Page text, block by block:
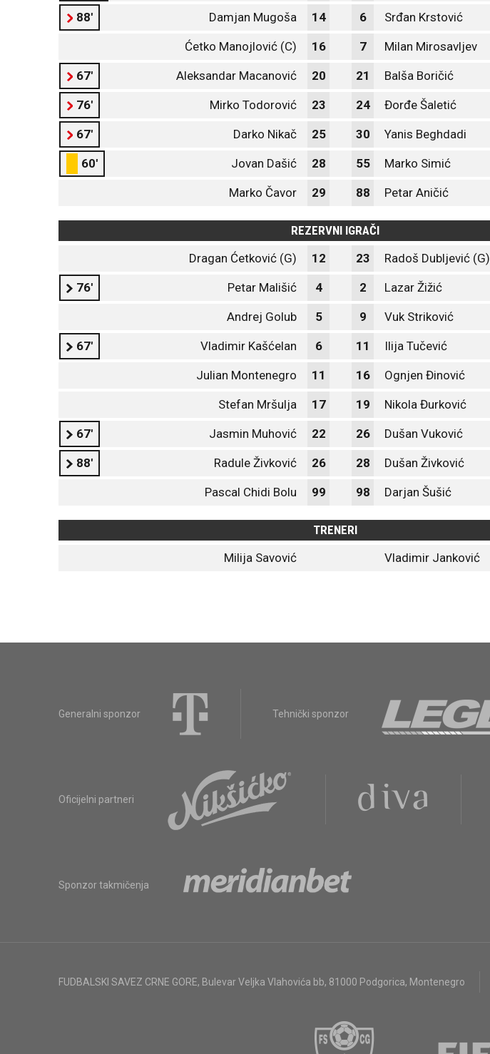
88' Damjan Mugoša 14 6 Srđan Krstović
Ćetko Manojlović (C) 16 7 Milan Mirosavljev
67' Aleksandar Macanović 20 21 Balša Boričić
76' Mirko Todorović 23 24 Đorđe Šaletić
67' Darko Nikač 25 30 Yanis Beghdadi
60' Jovan Dašić 28 55 Marko Simić
Marko Čavor 29 88 Petar Aničić
REZERVNI IGRAČI
Dragan Ćetković (G)
12 23 Radoš Dubljević (G)
76' Petar Mališić 4 2 Lazar Žižić
Andrej Golub 5 9 Vuk Striković
67' Vladimir Kašćelan 6 11 Ilija Tučević
Julian Montenegro 11 16 Ognjen Đinović
Stefan Mršulja 17 19 Nikola Đurković
67' Jasmin Muhović 22 26 Dušan Vuković
88' Radule Živković 26 28 Dušan Živković
Pascal Chidi Bolu 99 98 Darjan Šušić
TRENERI
Milija Savović
Vladimir Janković
Generalni sponzor Tehnički sponzor
Oficijelni partneri
Sponzor takmičenja
FUDBALSKI SAVEZ CRNE GORE, Bulevar Veljka Vlahovića bb, 81000 Podgorica, Montenegro